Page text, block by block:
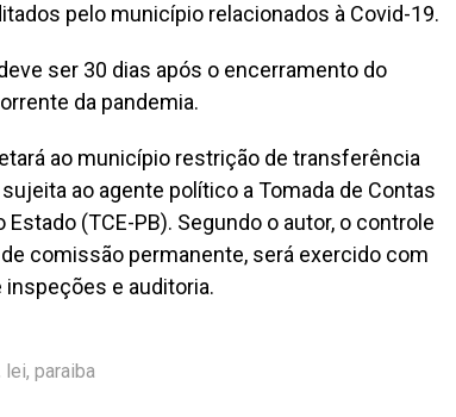
pelo município relacionados à Covid-19.
ser 30 dias após o encerramento do
da pandemia.
ao município restrição de transferência
ao agente político a Tomada de Contas
(TCE-PB). Segundo o autor, o controle
comissão permanente, será exercido com
inspeções e auditoria.
lei, paraiba